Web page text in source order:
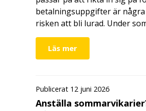
betalningsuppgifter är
risken att bli lurad. Under
Läs mer
Publicerat 12 juni 2026
Anställa